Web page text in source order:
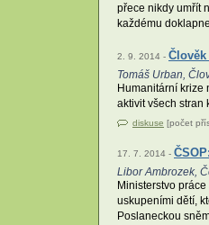
přece nikdy umřít
každému
2. 9. 2014 -
Tomáš Urban,
Humanitární krize
aktivit všech stran
diskuse [počet
17. 7. 2014 -
Libor Ambrozek,
Ministerstvo
uskupeními dětí,
Poslaneckou